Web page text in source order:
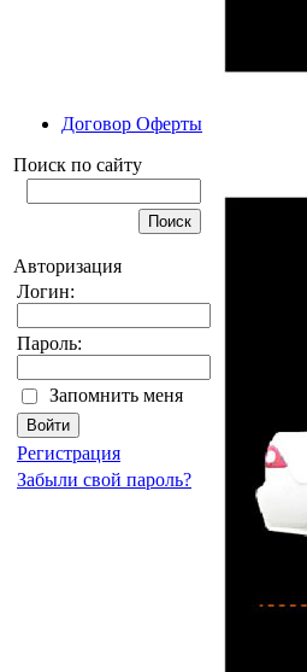
Договор Оферты
Поиск по сайту
Авторизация
Логин:
Пароль:
Запомнить меня
Регистрация
Забыли свой пароль?